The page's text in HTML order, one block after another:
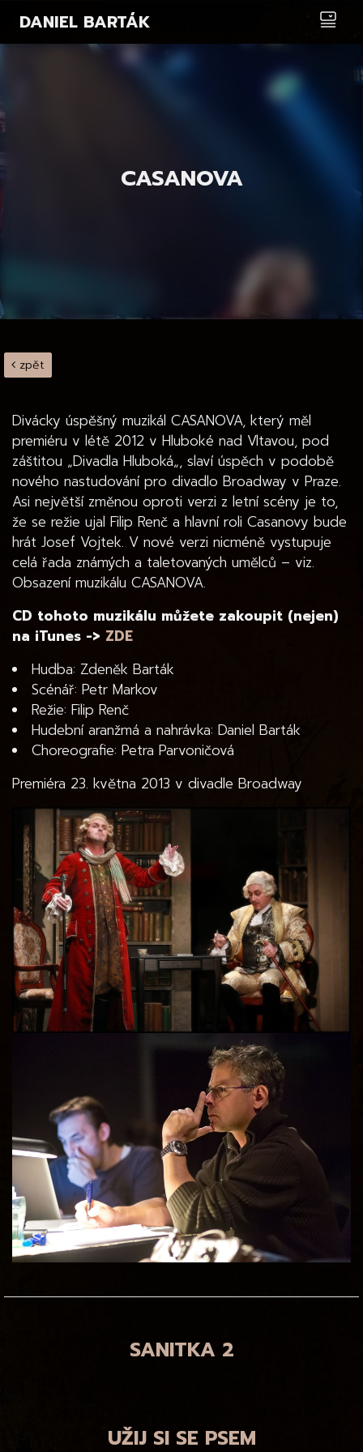
DANIEL BARTÁK
CASANOVA
zpět
Divácky úspěšný muzikál CASANOVA, který měl
premiéru v létě 2012 v Hluboké nad Vltavou, pod
záštitou „Divadla Hluboká„, slaví úspěch v podobě
nového nastudování pro divadlo Broadway v Praze.
Asi největší změnou oproti verzi z letní scény je to,
že se režie ujal Filip Renč a hlavní roli Casanovy bude
hrát Josef Vojtek. V nové verzi nicméně vystupuje
celá řada známých a taletovaných umělců – viz.
Obsazení muzikálu CASANOVA.
CD tohoto muzikálu můžete zakoupit (nejen)
na iTunes -> ZDE
Hudba: Zdeněk Barták
Scénář: Petr Markov
Režie: Filip Renč
Hudební aranžmá a nahrávka: Daniel Barták
Choreografie: Petra Parvoničová
Premiéra 23. května 2013 v divadle Broadway
SANITKA 2
UŽIJ SI SE PSEM